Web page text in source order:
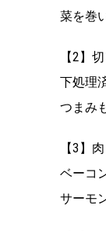
菜を巻
【2】
下処理
つまみ
【3】
ベーコ
サーモ